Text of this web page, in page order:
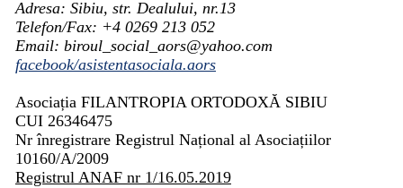
Adresa: Sibiu, str. Dealului, nr.13
Telefon/Fax: +4 0269 213 052
Email: biroul_social_aors@yahoo.com
facebook/asistentasociala.aors
Asociația FILANTROPIA ORTODOXĂ SIBIU
CUI 26346475
Nr înregistrare Registrul Național al Asociațiilor
10160/A/2009
Registrul ANAF nr 1/16.05.2019